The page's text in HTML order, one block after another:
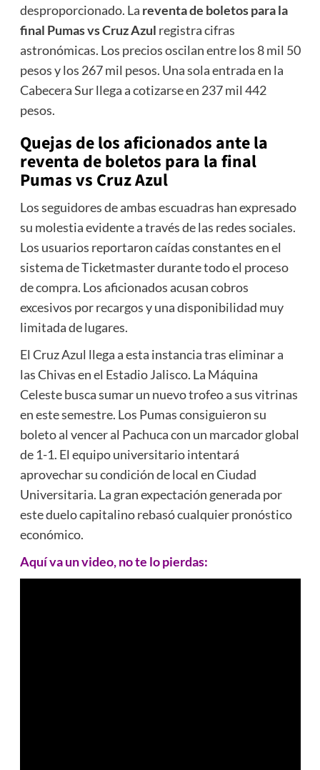
desproporcionado. La reventa de boletos para la
final Pumas vs Cruz Azul registra cifras
astronómicas. Los precios oscilan entre los 8 mil 50
pesos y los 267 mil pesos. Una sola entrada en la
Cabecera Sur llega a cotizarse en 237 mil 442
pesos.
Quejas de los aficionados ante la
reventa de boletos para la final
Pumas vs Cruz Azul
Los seguidores de ambas escuadras han expresado
su molestia evidente a través de las redes sociales.
Los usuarios reportaron caídas constantes en el
sistema de Ticketmaster durante todo el proceso
de compra. Los aficionados acusan cobros
excesivos por recargos y una disponibilidad muy
limitada de lugares.
El Cruz Azul llega a esta instancia tras eliminar a
las Chivas en el Estadio Jalisco. La Máquina
Celeste busca sumar un nuevo trofeo a sus vitrinas
en este semestre. Los Pumas consiguieron su
boleto al vencer al Pachuca con un marcador global
de 1-1. El equipo universitario intentará
aprovechar su condición de local en Ciudad
Universitaria. La gran expectación generada por
este duelo capitalino rebasó cualquier pronóstico
económico.
Aquí va un video, no te lo pierdas: